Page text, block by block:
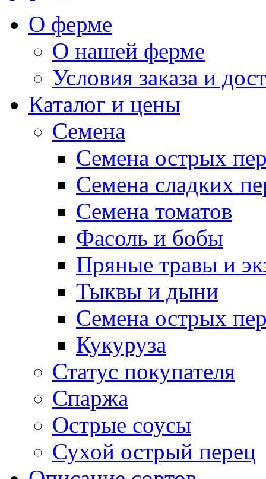
О ферме
О нашей ферме
Условия заказа и
Каталог и цены
Семена
Семена острых
Семена сладких
Семена томатов
Фасоль и бобы
Пряные травы и
Тыквы и дыни
Семена острых
Кукуруза
Статус покупателя
Спаржа
Острые соусы
Сухой острый перец